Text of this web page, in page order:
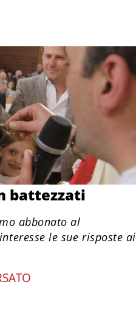
battezzati
abbonato al
le sue risposte ai